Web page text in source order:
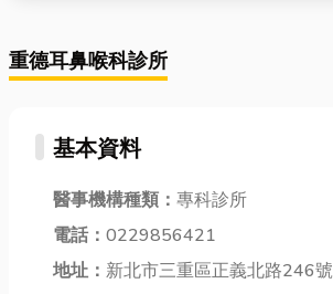
重德耳鼻喉科診所
基本資料
醫事機構種類： 專科診所
電話： 0229856421
地址： 新北市三重區正義北路246號